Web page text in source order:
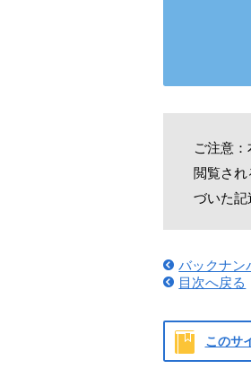
ご注意
閲覧さ
づいた記
バックナン
目次へ戻る
このサ